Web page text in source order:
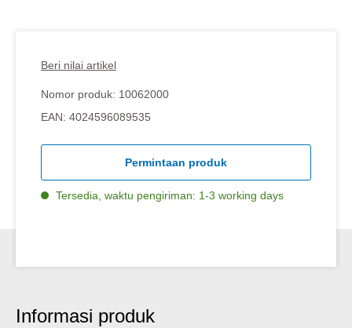
Beri nilai artikel
Nomor produk: 10062000
EAN: 4024596089535
Permintaan produk
Tersedia, waktu pengiriman: 1-3 working days
Informasi produk